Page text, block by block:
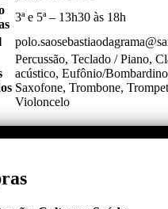
3ª e 5ª – 13h30 às 18h
Percussão, Teclado / Piano,
acústico, Eufônio/
Saxofone, Trombone,
Violoncelo